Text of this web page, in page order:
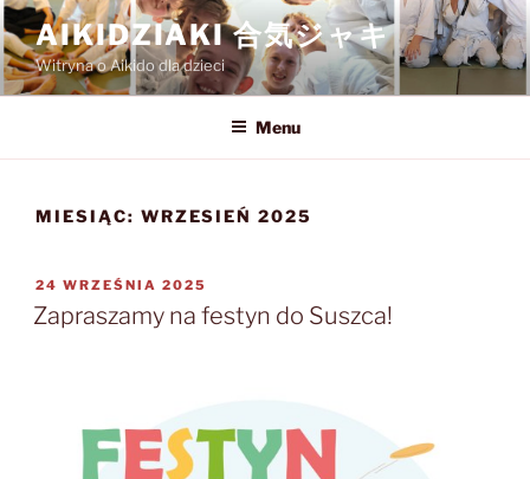
Przejdź
do
treści
AIKIDZIAKI 合気ジャキ
Witryna o Aikido dla dzieci
Menu
MIESIĄC: WRZESIEŃ 2025
OPUBLIKOWANE
W
24 WRZEŚNIA 2025
Zapraszamy na festyn do Suszca!